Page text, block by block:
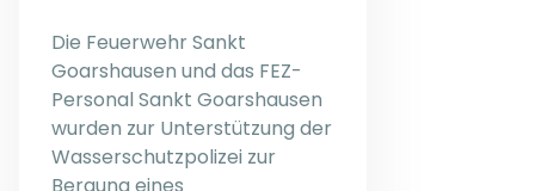
Die Feuerwehr Sankt
Goarshausen und das FEZ-
Personal Sankt Goarshausen
wurden zur Unterstützung der
Wasserschutzpolizei zur